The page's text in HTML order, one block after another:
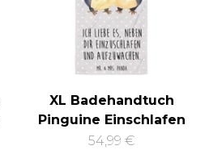
XL Badehandtuch
Pinguine Einschlafen
54,99 €